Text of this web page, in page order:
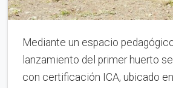
Mediante un espacio
lanzamiento del primer huerto
con certificación ICA, ubicado